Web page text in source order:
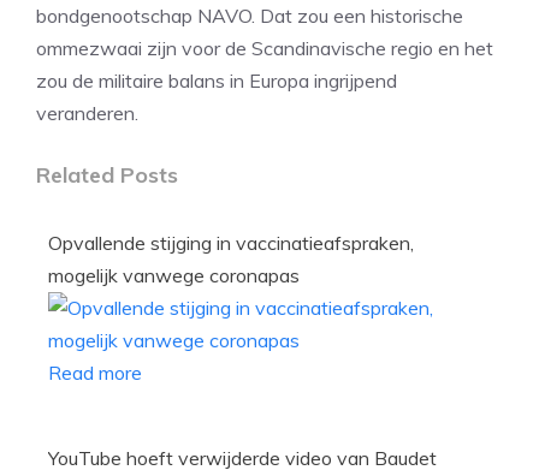
bondgenootschap NAVO. Dat zou een historische
ommezwaai zijn voor de Scandinavische regio en het
zou de militaire balans in Europa ingrijpend
veranderen.
Related Posts
Opvallende stijging in vaccinatieafspraken,
mogelijk vanwege coronapas
Read more
YouTube hoeft verwijderde video van Baudet